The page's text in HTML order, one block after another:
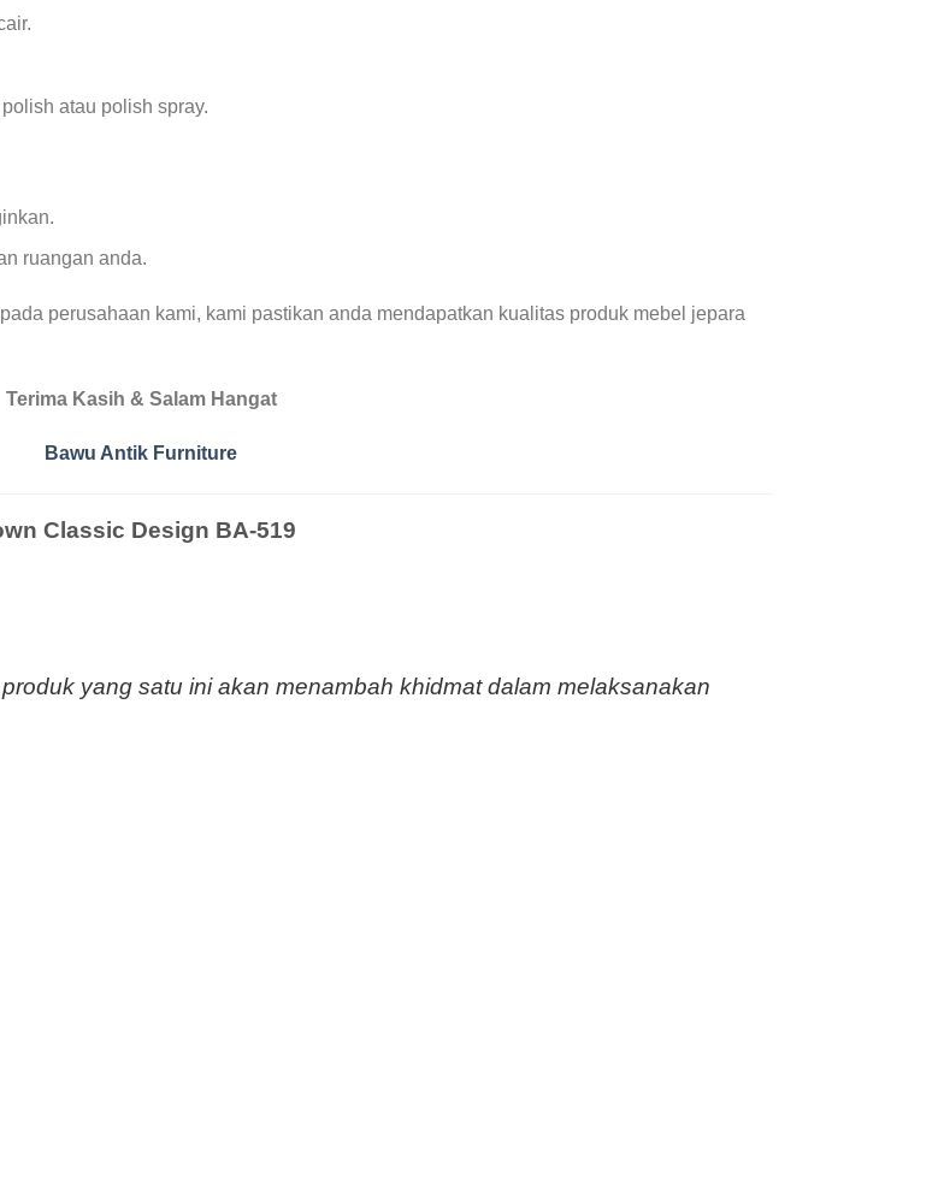
atau polish spray.
ruangan anda.
perusahaan kami, kami pastikan anda mendapatkan kualitas produk mebel jepara
Terima Kasih & Salam Hangat
Bawu Antik Furniture
Classic Design BA-519
yang satu ini akan menambah khidmat dalam melaksanakan